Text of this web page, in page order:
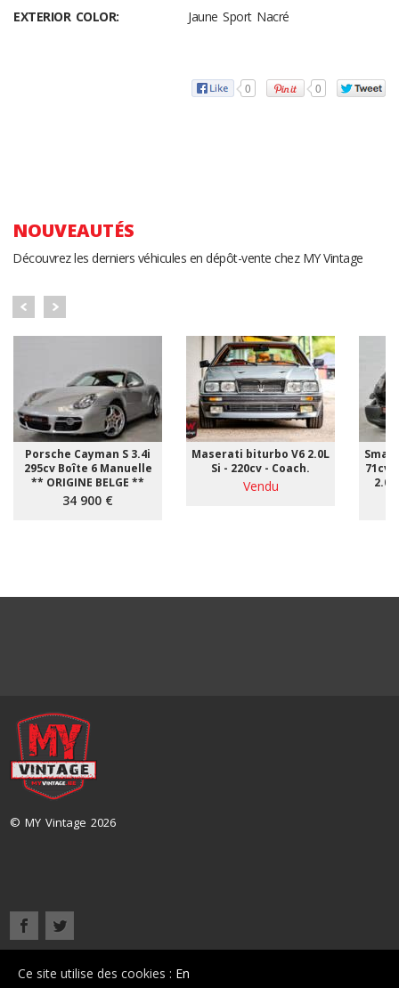
EXTERIOR COLOR:
Jaune Sport Nacré
0 0
NOUVEAUTÉS
Découvrez les derniers véhicules en dépôt-vente chez MY Vintage
Porsche Cayman S 3.4i
295cv Boîte 6 Manuelle
** ORIGINE BELGE **
34 900 €
Maserati biturbo V6 2.0L
Si - 220cv - Coach.
Vendu
71cv
© MY Vintage 2026
Accueil Présentation Nos véhicules
Ce site utilise des cookies : En